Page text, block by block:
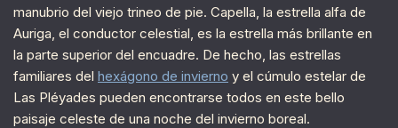
manubrio del viejo trineo de pie. Capella, la estrella alfa de
Auriga, el conductor celestial, es la estrella más brillante en
la parte superior del encuadre. De hecho, las estrellas
familiares del hexágono de invierno y el cúmulo estelar de
Las Pléyades pueden encontrarse todos en este bello
paisaje celeste de una noche del invierno boreal.